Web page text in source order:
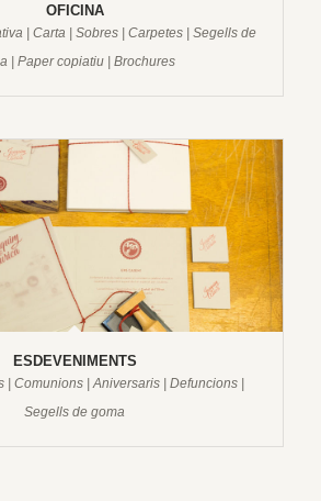
OFICINA
| Carta | Sobres | Carpetes | Segells de
| Paper copiatiu | Brochures
ESDEVENIMENTS
| Comunions | Aniversaris | Defuncions |
Segells de goma